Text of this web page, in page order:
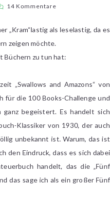
14 Kommentare
#47
„Kram“lastig als leselastig, da es
zeigen möchte.
Büchern zu tun hat:
„Swallows and Amazons“ von
für die 100 Books-Challenge und
begeistert. Es handelt sich
Klassiker von 1930, der auch
unbekannt ist. Warum, das ist
den Eindruck, dass es sich dabei
handelt, das die „Fünf
das sage ich als ein großer Fünf